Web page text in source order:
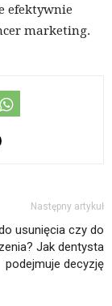
efektywnie
marketing.
Następny artykuł
usunięcia czy do
Jak dentysta
podejmuje decyzję